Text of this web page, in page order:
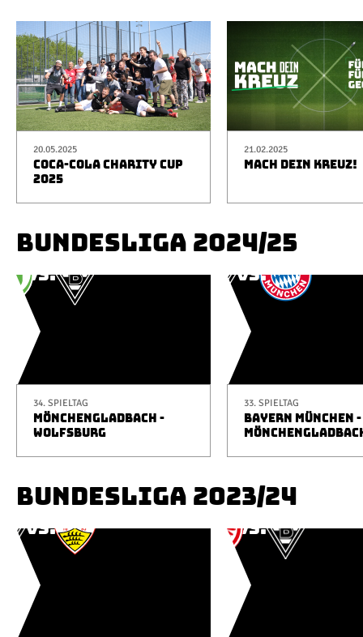
20.05.2025
COCA-COLA CHARITY CUP
2025
21.02.2025
MACH DEIN KREUZ!
BUNDESLIGA 2024/25
34. SPIELTAG
MÖNCHENGLADBACH -
WOLFSBURG
33. SPIELTAG
BAYERN MÜNCHEN -
BUNDESLIGA 2023/24